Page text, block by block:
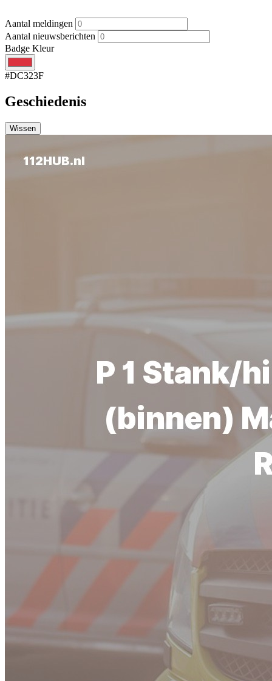
Aantal meldingen
Aantal nieuwsberichten
Badge Kleur
#DC323F
Geschiedenis
Wissen